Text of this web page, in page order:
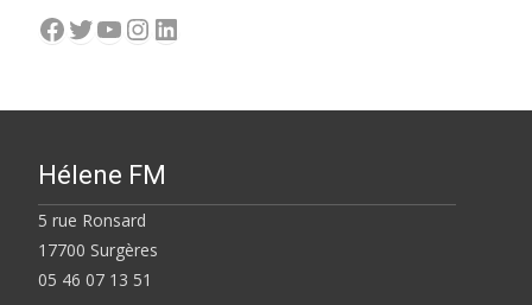
Facebook
Twitter
YouTube
Instagram
LinkedIn
Hélene FM
5 rue Ronsard
17700 Surgères
05 46 07 13 51